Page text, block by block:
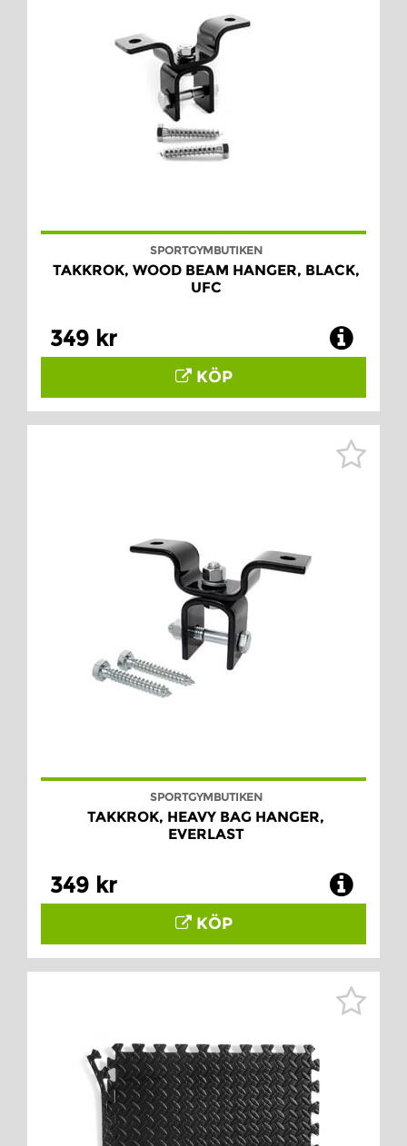
SPORTGYMBUTIKEN
TAKKROK, WOOD BEAM HANGER, BLACK,
UFC
349 kr
KÖP
SPORTGYMBUTIKEN
TAKKROK, HEAVY BAG HANGER,
EVERLAST
349 kr
KÖP